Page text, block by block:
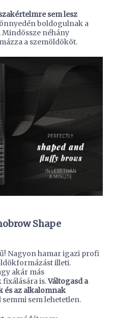
sem lesz
boldogulnak a
Mindössze néhány
a szemöldököt.
Shape
Nagyon hamar igazi profi
illeti.
akár más
is.Váltogasd a
és az alkalomnak
sem lehetetlen.